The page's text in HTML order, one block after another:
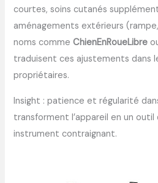
courtes, soins cutanés
aménagements extérieurs
noms commeChienEnRoueLibre
traduisent ces ajustements dans
propriétaires.
Insight : patience et régularité
transforment l’appareil en un
instrument contraignant.